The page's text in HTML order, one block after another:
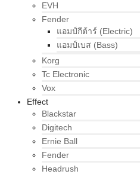
EVH
Fender
แอมป์กีต้าร์ (Electric)
แอมป์เบส (Bass)
Korg
Tc Electronic
Vox
Effect
Blackstar
Digitech
Ernie Ball
Fender
Headrush